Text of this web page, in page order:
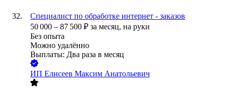
Специалист по обработке интернет - заказов
50 000 – 87 500 ₽ за месяц, на руки
Без опыта
Можно удалённо
Выплаты: Два раза в месяц
ИП Елисеев Максим Анатольевич